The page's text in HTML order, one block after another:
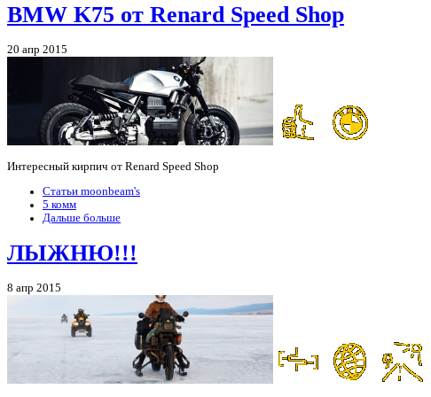
BMW K75 от Renard Speed Shop
20 апр 2015
Интересный кирпич от Renard Speed Shop
Статьи moonbeam's
5 комм
Дальше больше
ЛЫЖНЮ!!!
8 апр 2015